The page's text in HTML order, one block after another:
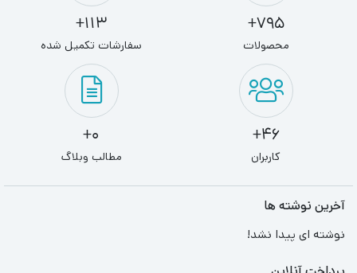
795+
محصولات
113+
سفارشات تکمیل شده
46+
کاربران
0+
مطالب وبلاگ
آخرین نوشته ها
نوشته ای پیدا نشد!